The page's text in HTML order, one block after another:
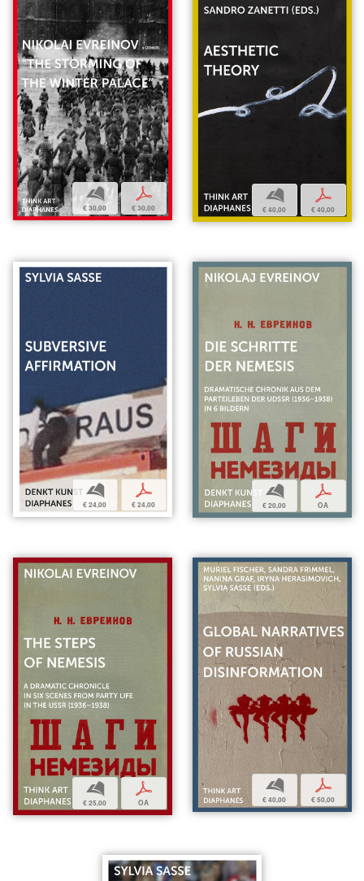
b
€ 30,00
p
€ 30,00
b
€ 40,00
p
€ 40,00
b
€ 24,00
p
€ 24,00
b
€ 20,00
p
OA
b
€ 25,00
p
OA
b
€ 40,00
p
€ 50,00